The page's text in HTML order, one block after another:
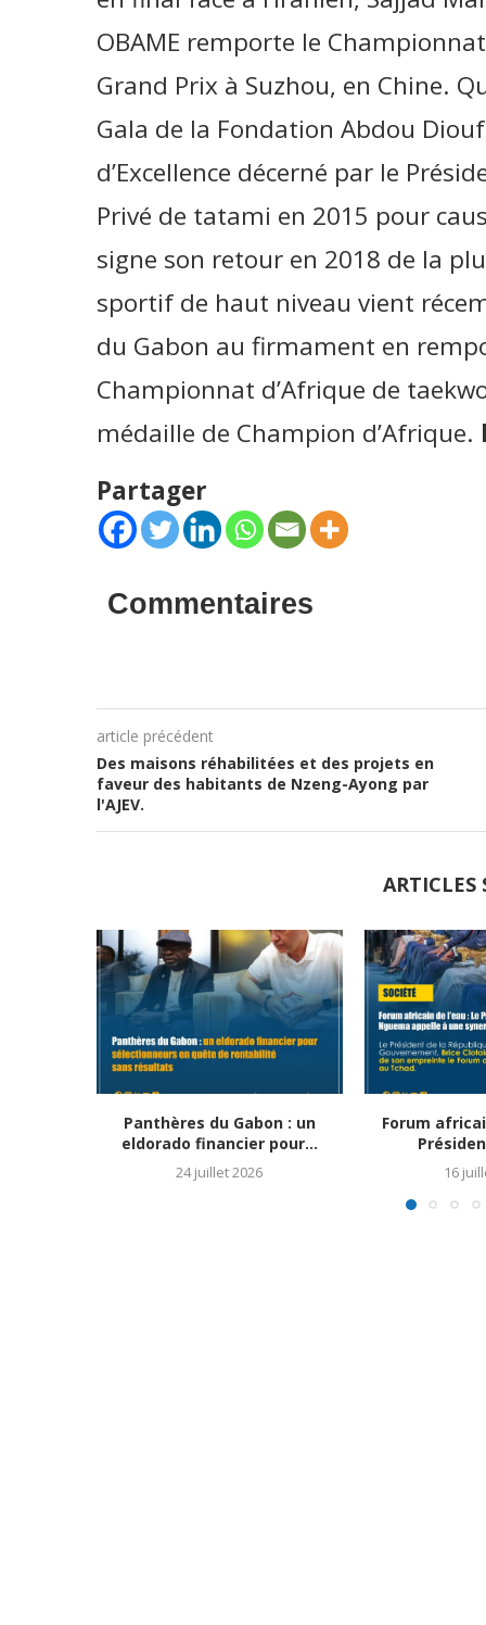
OBAME remporte le
Grand Prix à Suzhou, en Chine.
Gala de la Fondation Abdou
d’Excellence décerné par le
Privé de tatami en 2015 pour
signe son retour en 2018 de la
sportif de haut niveau vient
du Gabon au firmament en
Championnat d’Afrique de
médaille de Champion d’Afrique.
Partager
Commentaires
article précédent
Des maisons réhabilitées et des projets en
faveur des habitants de Nzeng-Ayong par
l'AJEV.
ARTICLES
Panthères du Gabon : un
eldorado financier pour...
24 juillet 2026
Forum
16